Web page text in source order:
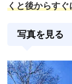
くと後からすぐ
写真を見る